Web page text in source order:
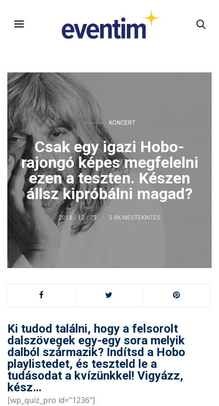
KONCERT
Csak egy igazi Hobo-
rajongó képes megfelelni
ezen a teszten. Készen
állsz kipróbálni magad?
2018 / 12 / 23 5.8K MEGTEKINTÉS
Ki tudod találni, hogy a felsorolt
dalszövegek egy-egy sora melyik
dalból származik? Indítsd a Hobo
playlistedet, és teszteld le a
tudásodat a kvízünkkel! Vigyázz,
kész…
[wp_quiz_pro id="1236"]